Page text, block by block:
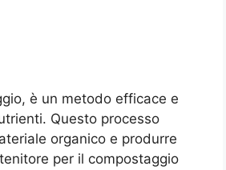
è un metodo efficace e
Questo processo
organico e produrre
per il compostaggio